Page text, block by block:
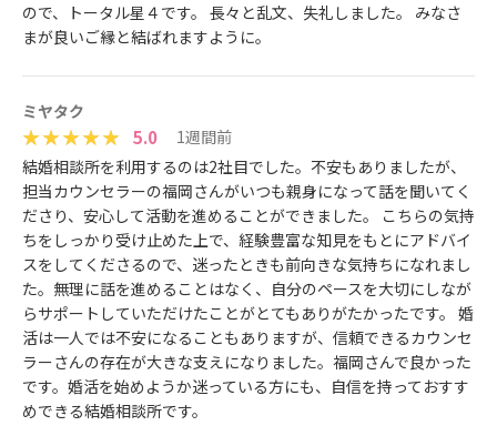
ので、トータル星４です。 長々と乱文、失礼しました。 みなさ
まが良いご縁と結ばれますように。
ミヤタク
5.0
1週間前
結婚相談所を利用するのは2社目でした。不安もありましたが、
担当カウンセラーの福岡さんがいつも親身になって話を聞いてく
ださり、安心して活動を進めることができました。 こちらの気持
ちをしっかり受け止めた上で、経験豊富な知見をもとにアドバイ
スをしてくださるので、迷ったときも前向きな気持ちになれまし
た。無理に話を進めることはなく、自分のペースを大切にしなが
らサポートしていただけたことがとてもありがたかったです。 婚
活は一人では不安になることもありますが、信頼できるカウンセ
ラーさんの存在が大きな支えになりました。福岡さんで良かった
です。婚活を始めようか迷っている方にも、自信を持っておすす
めできる結婚相談所です。